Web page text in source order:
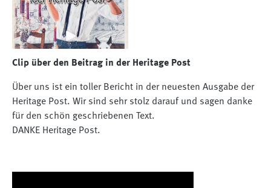
Clip über den Beitrag in der Heritage Post
Über uns ist ein toller Bericht in der neuesten Ausgabe der
Heritage Post. Wir sind sehr stolz darauf und sagen danke
für den schön geschriebenen Text.
DANKE Heritage Post.